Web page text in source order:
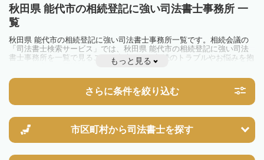
秋田県 能代市の相続登記に強い司法書士事務所 一
覧
秋田県 能代市の相続登記に強い司法書士事務所一覧です。相続会議の
「司法書士検索サービス」では、秋田県 能代市の相続登記に強い司法
書士事務所を一覧で見ることが出来ます。相続のトラブルやお悩みを抱
えている方は一度近隣の司法書士に相談してみましょう。
不動産を相続した場合、相続を知った日から3年以内に登記しないと、
10万円以下の過料が科せられるため、速やかな手続きが必要です。義務
化前の相続も対象となるため注意しましょう。
す。その他の相続手続きも任せることが可能です。
また、義務化に伴い、相続人申告登記制度が創設されました。遺産分割
の話し合いがまとまらず登記できない場合は、この制度の活用を検討し
もっと見る
さらに条件を絞り込む
市区町村から司法書士を探す